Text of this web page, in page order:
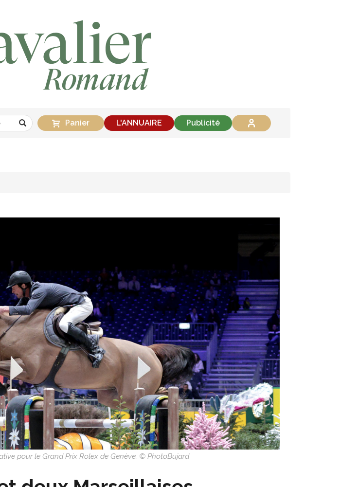
Panier L'ANNUAIRE Publicité
pour le Grand Prix Rolex de Genève. © PhotoBujard